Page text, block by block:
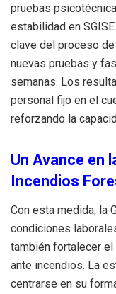
pruebas
estabilidad en
clave del proceso
nuevas pruebas y
semanas. Los
personal fijo en el
reforzando la
Un Avance en
Incendios
Con esta medida, la
condiciones
también fortalecer
ante incendios. La
centrarse en su